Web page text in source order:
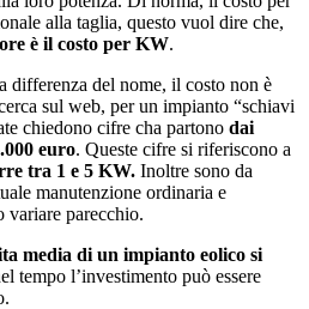
alla taglia, questo vuol dire che,
è il costo per KW.
differenza del nome, il costo non è
sul web, per un impianto “schiavi
chiedono cifre cha partono dai
euro. Queste cifre si riferiscono a
tra 1 e 5 KW. Inoltre sono da
manutenzione ordinaria e
variare parecchio.
media di un impianto eolico si
tempo l’investimento può essere